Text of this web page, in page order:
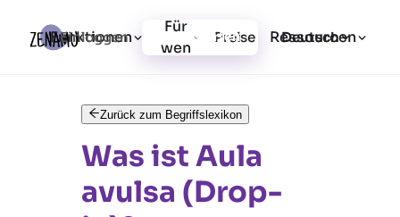
Funktionen
Für
wen
Preise Ressourcen
Einloggen Jetzt starten Deutsch
Zurück zum Begriffslexikon
Was ist Aula
avulsa (Drop-